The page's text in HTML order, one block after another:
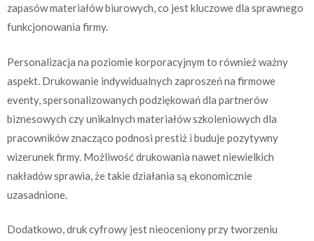
zapasów materiałów biurowych, co jest kluczowe dla sprawnego
funkcjonowania firmy.
Personalizacja na poziomie korporacyjnym to również ważny
aspekt. Drukowanie indywidualnych zaproszeń na firmowe
eventy, spersonalizowanych podziękowań dla partnerów
biznesowych czy unikalnych materiałów szkoleniowych dla
pracowników znacząco podnosi prestiż i buduje pozytywny
wizerunek firmy. Możliwość drukowania nawet niewielkich
nakładów sprawia, że takie działania są ekonomicznie
uzasadnione.
Dodatkowo, druk cyfrowy jest nieoceniony przy tworzeniu